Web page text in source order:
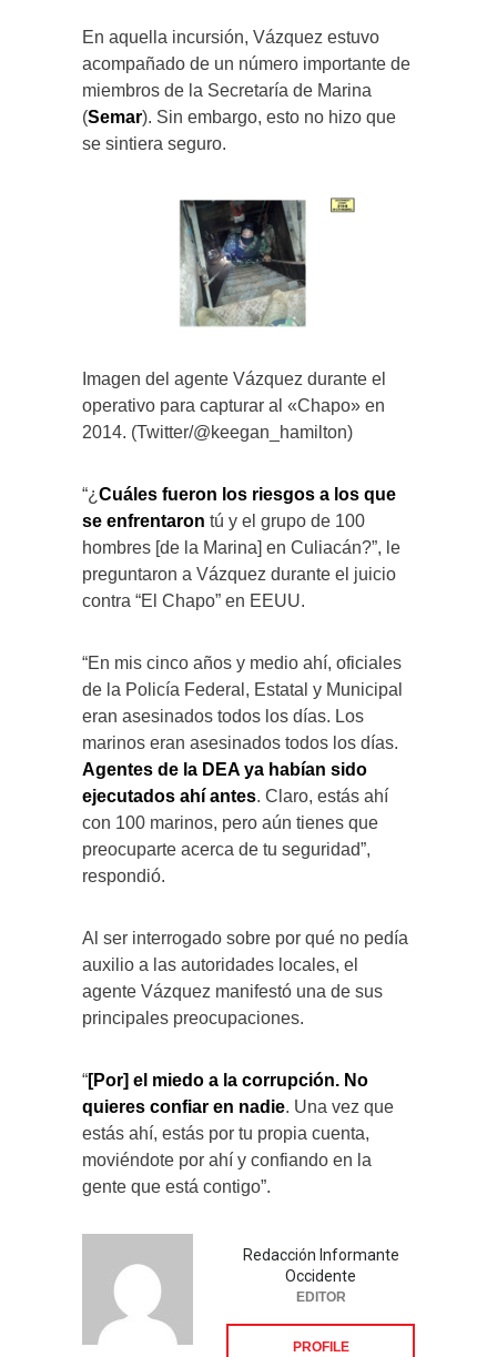
En aquella incursión, Vázquez estuvo
acompañado de un número importante de
miembros de la Secretaría de Marina
(Semar). Sin embargo, esto no hizo que
se sintiera seguro.
Imagen del agente Vázquez durante el
operativo para capturar al «Chapo» en
2014. (Twitter/@keegan_hamilton)
“¿ Cuáles fueron los riesgos a los que
se enfrentaron tú y el grupo de 100
hombres [de la Marina] en Culiacán?”, le
preguntaron a Vázquez durante el juicio
contra “El Chapo” en EEUU.
“En mis cinco años y medio ahí, oficiales
de la Policía Federal, Estatal y Municipal
eran asesinados todos los días. Los
marinos eran asesinados todos los días.
Agentes de la DEA ya habían sido
ejecutados ahí antes. Claro, estás ahí
con 100 marinos, pero aún tienes que
preocuparte acerca de tu seguridad”,
respondió.
Al ser interrogado sobre por qué no pedía
auxilio a las autoridades locales, el
agente Vázquez manifestó una de sus
principales preocupaciones.
“[Por] el miedo a la corrupción. No
quieres confiar en nadie. Una vez que
estás ahí, estás por tu propia cuenta,
moviéndote por ahí y confiando en la
gente que está contigo”.
Redacción Informante
Occidente
EDITOR
PROFILE